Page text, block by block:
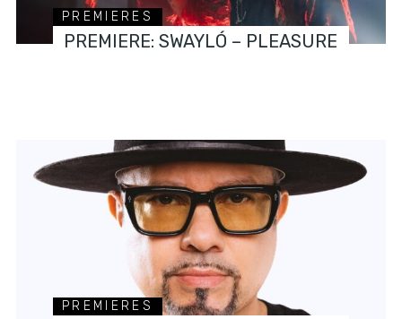
PREMIERES
PREMIERE: SWAYLÓ – PLEASURE
PREMIERES